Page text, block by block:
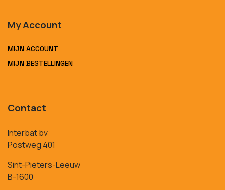
My Account
MIJN ACCOUNT
MIJN BESTELLINGEN
Contact
Interbat bv
Postweg 401
Sint-Pieters-Leeuw
B-1600